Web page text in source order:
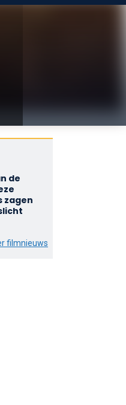
de
zagen
filmnieuws